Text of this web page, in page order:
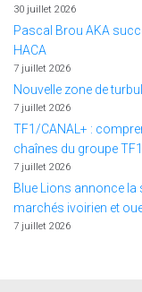
30 juillet 2026
Pascal Brou AKA
HACA
7 juillet 2026
Nouvelle zone de
7 juillet 2026
TF1/CANAL+ :
chaînes du groupe
7 juillet 2026
Blue Lions annonce
marchés ivoirien et
7 juillet 2026